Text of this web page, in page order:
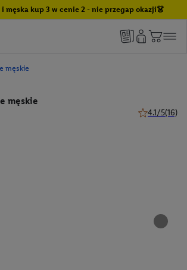
męska kup 3 w cenie 2 - nie przegap okazji👗
męskie
męskie
4.1/5(16)